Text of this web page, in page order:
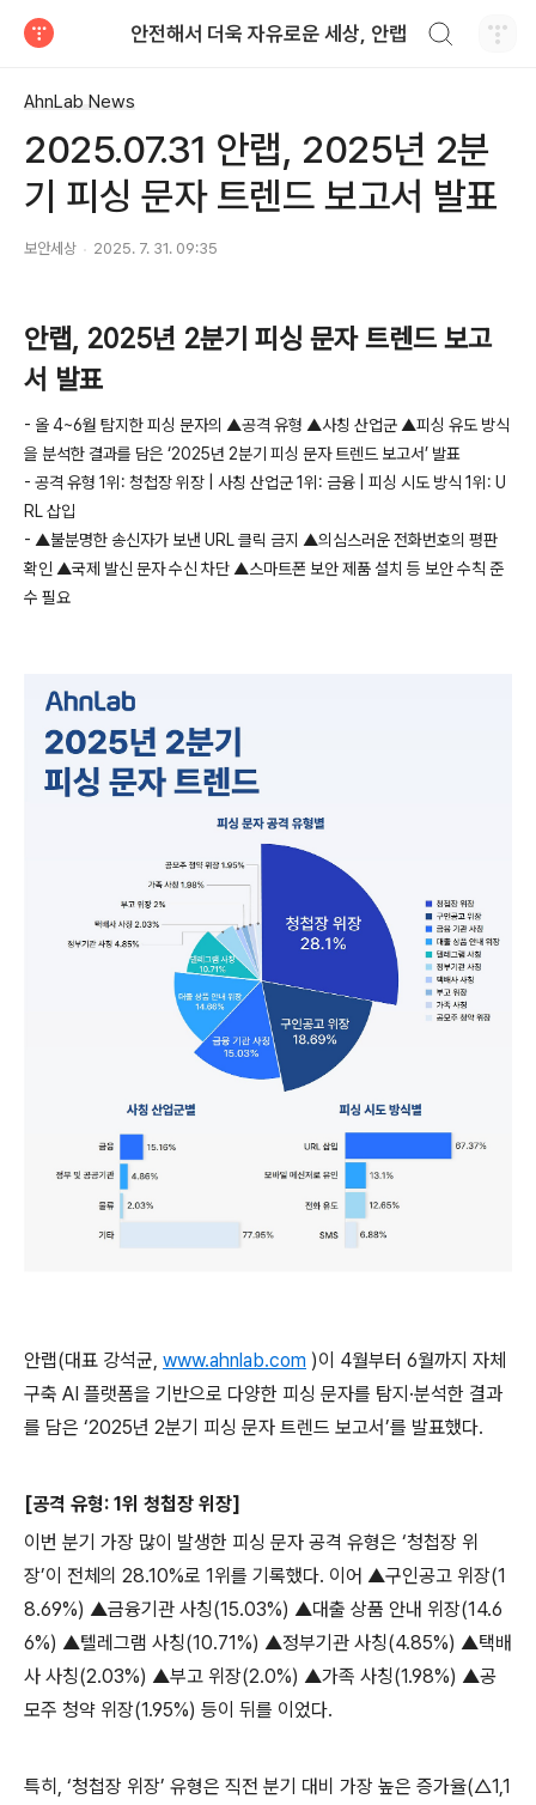
안전해서 더욱 자유로운 세상, 안랩
AhnLab News
2025.07.31 안랩, 2025년 2분
기 피싱 문자 트렌드 보고서 발표
보안세상 2025. 7. 31. 09:35
안랩, 2025년 2분기 피싱 문자 트렌드 보고
서 발표
- 올4~6월 탐지한 피싱 문자의 ▲공격 유형 ▲사칭 산업군▲피싱 유도 방식
을 분석한 결과를 담은 ‘2025년 2분기 피싱 문자 트렌드 보고서’ 발표
- 공격 유형 1위 : 청첩장 위장 사칭 산업군1위 : 금융 피싱 시도 방식 1위 : U
RL삽입
- ▲불분명한 송신자가 보낸 URL클릭 금지 ▲의심스러운 전화번호의 평판
확인 ▲국제 발신 문자 수신 차단▲스마트폰 보안 제품 설치 등 보안 수칙 준
수 필요
안랩(대표 강석균, www.ahnlab.com )이 4월부터 6월까지 자체
구축 AI 플랫폼을 기반으로 다양한 피싱 문자를 탐지·분석한 결과
를 담은 ‘2025년 2분기 피싱 문자 트렌드 보고서’를 발표했다.
[공격 유형: 1 위 청첩장 위장]
이번 분기 가장 많이 발생한 피싱 문자 공격 유형은 ‘청첩장 위
장’이 전체의 28.10%로 1위를 기록했다. 이어 ▲구인공고 위장(1
8.69%) ▲금융기관 사칭(15.03%) ▲대출 상품 안내 위장(14.6
6%) ▲텔레그램 사칭(10.71%) ▲정부기관 사칭(4.85%) ▲택배
사 사칭(2.03%) ▲부고 위장(2.0%) ▲가족 사칭(1.98%) ▲공
모주 청약 위장(1.95%) 등이 뒤를 이었다.
특히 , ‘청첩장 위장’ 유형은 직전 분기 대비 가장 높은 증가율(△1,1